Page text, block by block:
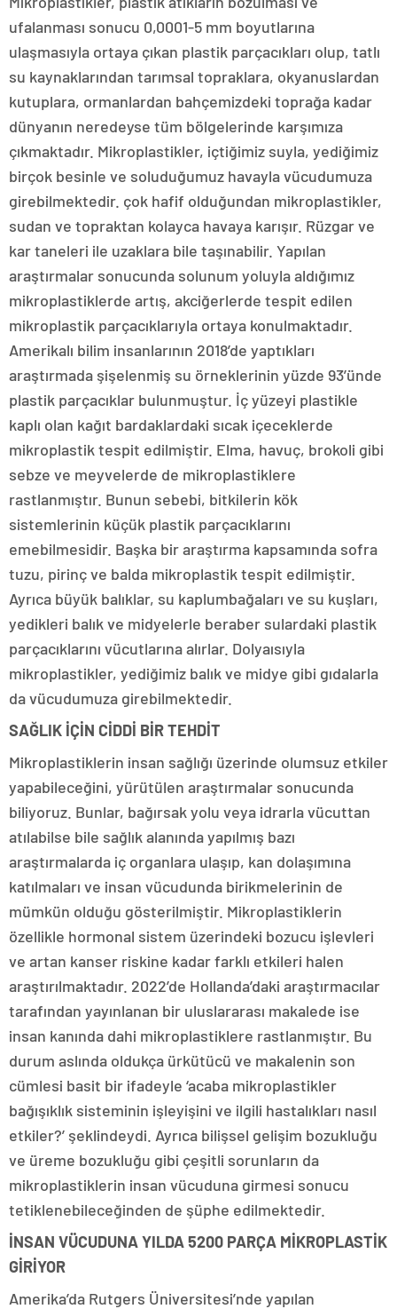
ufalanması sonucu 0,0001-5 mm boyutlarına
ulaşmasıyla ortaya çıkan plastik parçacıkları olup, tatlı
su kaynaklarından tarımsal topraklara, okyanuslardan
kutuplara, ormanlardan bahçemizdeki toprağa kadar
dünyanın neredeyse tüm bölgelerinde karşımıza
çıkmaktadır. Mikroplastikler, içtiğimiz suyla, yediğimiz
birçok besinle ve soluduğumuz havayla vücudumuza
girebilmektedir. çok hafif olduğundan mikroplastikler,
sudan ve topraktan kolayca havaya karışır. Rüzgar ve
kar taneleri ile uzaklara bile taşınabilir. Yapılan
araştırmalar sonucunda solunum yoluyla aldığımız
mikroplastiklerde artış, akciğerlerde tespit edilen
mikroplastik parçacıklarıyla ortaya konulmaktadır.
Amerikalı bilim insanlarının 2018’de yaptıkları
araştırmada şişelenmiş su örneklerinin yüzde 93’ünde
plastik parçacıklar bulunmuştur. İç yüzeyi plastikle
kaplı olan kağıt bardaklardaki sıcak içeceklerde
mikroplastik tespit edilmiştir. Elma, havuç, brokoli gibi
sebze ve meyvelerde de mikroplastiklere
rastlanmıştır. Bunun sebebi, bitkilerin kök
sistemlerinin küçük plastik parçacıklarını
emebilmesidir. Başka bir araştırma kapsamında sofra
tuzu, pirinç ve balda mikroplastik tespit edilmiştir.
Ayrıca büyük balıklar, su kaplumbağaları ve su kuşları,
yedikleri balık ve midyelerle beraber sulardaki plastik
parçacıklarını vücutlarına alırlar. Dolyaısıyla
mikroplastikler, yediğimiz balık ve midye gibi gıdalarla
da vücudumuza girebilmektedir.
SAĞLIK İÇİN CİDDİ BİR TEHDİT
Mikroplastiklerin insan sağlığı üzerinde olumsuz etkiler
yapabileceğini, yürütülen araştırmalar sonucunda
biliyoruz. Bunlar, bağırsak yolu veya idrarla vücuttan
atılabilse bile sağlık alanında yapılmış bazı
araştırmalarda iç organlara ulaşıp, kan dolaşımına
katılmaları ve insan vücudunda birikmelerinin de
mümkün olduğu gösterilmiştir. Mikroplastiklerin
özellikle hormonal sistem üzerindeki bozucu işlevleri
ve artan kanser riskine kadar farklı etkileri halen
araştırılmaktadır. 2022’de Hollanda’daki araştırmacılar
tarafından yayınlanan bir uluslararası makalede ise
insan kanında dahi mikroplastiklere rastlanmıştır. Bu
durum aslında oldukça ürkütücü ve makalenin son
cümlesi basit bir ifadeyle ‘acaba mikroplastikler
bağışıklık sisteminin işleyişini ve ilgili hastalıkları nasıl
etkiler?’ şeklindeydi. Ayrıca bilişsel gelişim bozukluğu
ve üreme bozukluğu gibi çeşitli sorunların da
mikroplastiklerin insan vücuduna girmesi sonucu
tetiklenebileceğinden de şüphe edilmektedir.
İNSAN VÜCUDUNA YILDA 5200 PARÇA MİKROPLASTİK
GİRİYOR
Amerika’da Rutgers Üniversitesi’nde yapılan